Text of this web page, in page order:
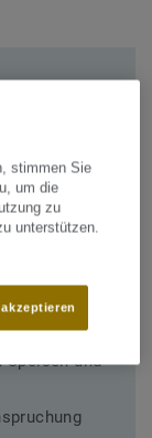
Aspekte,
und
Speisen und
stimmen Sie
um die
zu
unterstützen.